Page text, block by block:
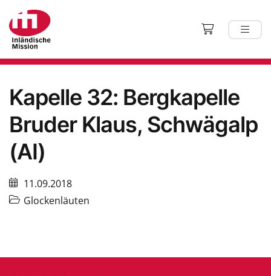
Kapelle 32: Bergkapelle
Bruder Klaus, Schwägalp
(AI)
11.09.2018
Glockenläuten